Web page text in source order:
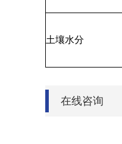
土壤水分
在线咨询